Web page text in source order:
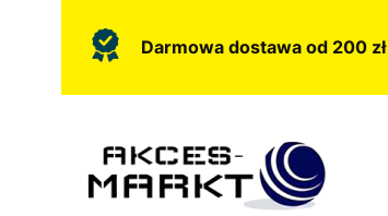
Darmowa dostawa od 200 zł